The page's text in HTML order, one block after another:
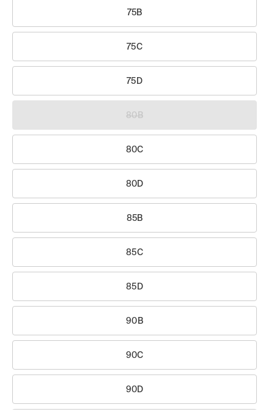
75B
75C
75D
80B
80C
80D
85B
85C
85D
90B
90C
90D